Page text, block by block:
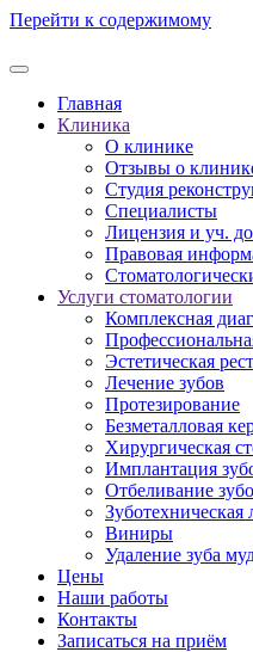
Перейти к содержимому
Главная
Клиника
О клинике
Отзывы о
Студия
Специалисты
Лицензия и уч.
Правовая
Услуги стоматологии
Комплексная
Эстетическая
Лечение зубов
Протезирование
Безметалловая
Хирургическая
Имплантация
Отбеливание
Зуботехническая
Виниры
Удаление зуба
Цены
Наши работы
Контакты
Записаться на приём